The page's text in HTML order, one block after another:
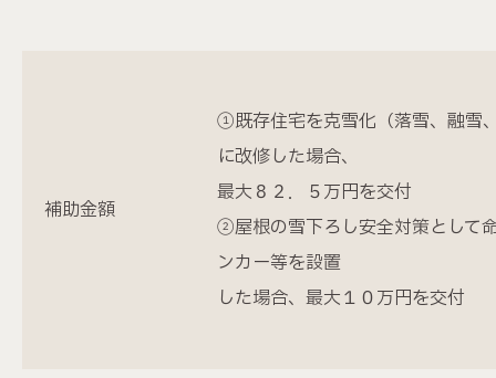
補助金額
①既存住宅を克雪化（落雪、融雪
に改修した場合、
最大８２．５万円を交付
②屋根の雪下ろし安全対策として
ンカー等を設置
した場合、最大１０万円を交付